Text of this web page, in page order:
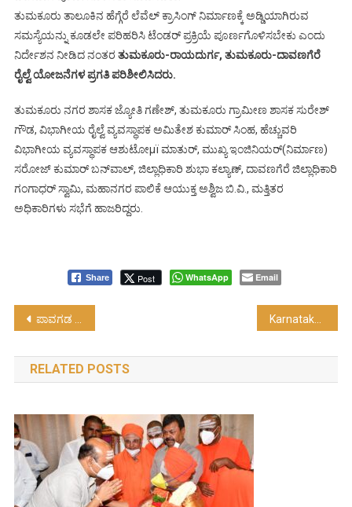
ತುಮಕೂರು ತಾಲೂಕಿನ ಹೆಗ್ಗೆರೆ ಲೆವೆಲ್ ಕ್ರಾಸಿಂಗ್ ನಿರ್ಮಾಣಕ್ಕೆ ಅಡ್ಡಿಯಾಗಿರುವ
ಸಮಸ್ಯೆಯನ್ನು ಕೂಡಲೇ ಪರಿಹರಿಸಿ ಟೆಂಡರ್ ಪ್ರಕ್ರಿಯೆ ಪೂರ್ಣಗೊಳಿಸಬೇಕು ಎಂದು
ನಿರ್ದೇಶನ ನೀಡಿದ ನಂತರ ತುಮಕೂರು-ರಾಯದುರ್ಗ, ತುಮಕೂರು-ದಾವಣಗೆರೆ
ರೈಲ್ವೆ ಯೋಜನೆಗಳ ಪ್ರಗತಿ ಪರಿಶೀಲಿಸಿದರು.
ತುಮಕೂರು ನಗರ ಶಾಸಕ ಜ್ಯೋತಿ ಗಣೇಶ್, ತುಮಕೂರು ಗ್ರಾಮೀಣ ಶಾಸಕ ಸುರೇಶ್
ಗೌಡ, ವಿಭಾಗೀಯ ರೈಲ್ವೆ ವ್ಯವಸ್ಥಾಪಕ ಅಮಿತೇಶ ಕುಮಾರ್ ಸಿಂಹ, ಹೆಚ್ಚುವರಿ
ವಿಭಾಗೀಯ ವ್ಯವಸ್ಥಾಪಕ ಆಶುಟೋμï ಮಾತುರ್, ಮುಖ್ಯ ಇಂಜಿನಿಯರ್(ನಿರ್ಮಾಣ)
ಸರೋಜ್ ಕುಮಾರ್ ಬನ್‍ವಾಲ್, ಜಿಲ್ಲಾಧಿಕಾರಿ ಶುಭಾ ಕಲ್ಯಾಣ್, ದಾವಣಗೆರೆ ಜಿಲ್ಲಾಧಿಕಾರಿ
ಗಂಗಾಧರ್ ಸ್ವಾಮಿ, ಮಹಾನಗರ ಪಾಲಿಕೆ ಆಯುಕ್ತ ಅಶ್ವಿಜ ಬಿ.ವಿ., ಮತ್ತಿತರ
ಅಧಿಕಾರಿಗಳು ಸಭೆಗೆ ಹಾಜರಿದ್ದರು.
Share Post WhatsApp Email
Post
navigation
ಪಾವಗಡ : ಪಿ ಎಲ್ ಡಿ ಬ್ಯಾಂಕ್ ನ ಆಡಳಿತ ಮಂಡಳಿಯ ಅಧ್ಯಕ್ಷ ಮತ್ತು ಉಪಾಧ್ಯಕ್ಷ ರ ಅವಿರೋಧ ಆಯ್ಕೆ….!
RELATED POSTS